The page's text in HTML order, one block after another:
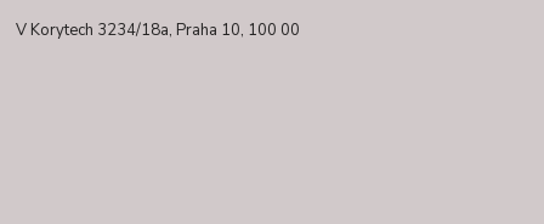
V Korytech 3234/18a, Praha 10, 100 00